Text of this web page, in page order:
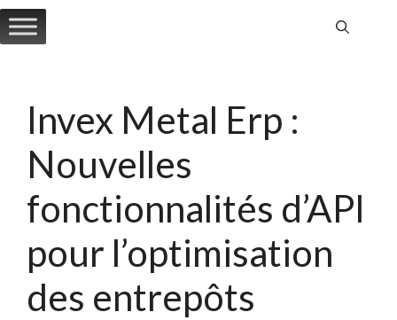
Aller
au
Invex Metal Erp :
Nouvelles
fonctionnalités d’API
pour l’optimisation
des entrepôts